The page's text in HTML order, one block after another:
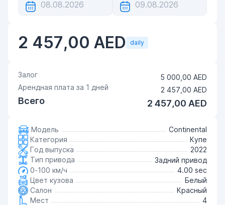
2 457,00 AED daily
Залог
5 000,00 AED
Арендная плата за 1 дней 2 457,00 AED
Всего 2 457,00 AED
Модель
Continental
Категория
Купе
Год выпуска
2022
Тип привода
Задний привод
0-100 км/ч
4.00 sec
Цвет кузова
Белый
Салон
Красный
Мест
4